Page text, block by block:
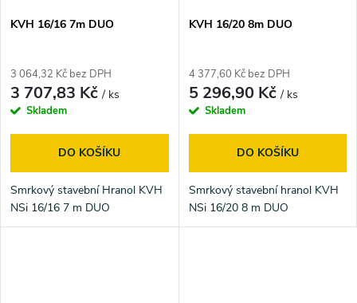
KVH 16/16 7m DUO
3 064,32 Kč bez DPH
3 707,83 Kč/ ks
Skladem
DO KOŠÍKU
Smrkový stavební Hranol KVH
NSi 16/16 7 m DUO
KVH 16/20 8m DUO
4 377,60 Kč bez DPH
5 296,90 Kč/ ks
Skladem
DO KOŠÍKU
Smrkový stavební hranol KVH
NSi 16/20 8 m DUO